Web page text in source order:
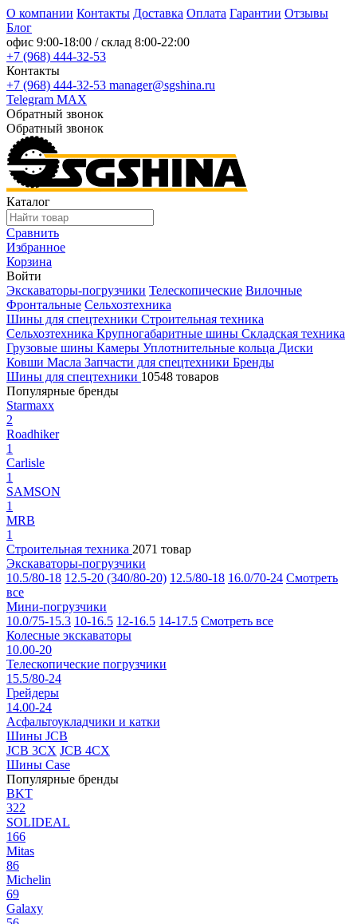
О компании Контакты Доставка Оплата Гарантии Отзывы
Блог
офис 9:00-18:00 / склад 8:00-22:00
+7 (968) 444-32-53
Контакты
+7 (968) 444-32-53 manager@sgshina.ru
Telegram MAX
Обратный звонок
Обратный звонок
Каталог
Сравнить
Избранное
Корзина
Войти
Экскаваторы-погрузчики Телескопические Вилочные
Фронтальные Сельхозтехника
Шины для спецтехники Строительная техника
Сельхозтехника Крупногабаритные шины Складская техника
Грузовые шины Камеры Уплотнительные кольца Диски
Ковши Масла Запчасти для спецтехники Бренды
Шины для спецтехники 10548 товаров
Популярные бренды
Starmaxx
2
Roadhiker
1
Carlisle
1
SAMSON
1
MRB
1
Строительная техника 2071 товар
Экскаваторы-погрузчики
10.5/80-18 12.5-20 (340/80-20) 12.5/80-18 16.0/70-24 Смотреть
все
Мини-погрузчики
10.0/75-15.3 10-16.5 12-16.5 14-17.5 Смотреть все
Колесные экскаваторы
10.00-20
Телескопические погрузчики
15.5/80-24
Грейдеры
14.00-24
Асфальтоукладчики и катки
Шины JCB
JCB 3CX JCB 4CX
Шины Case
Популярные бренды
BKT
322
SOLIDEAL
166
Mitas
86
Michelin
69
Galaxy